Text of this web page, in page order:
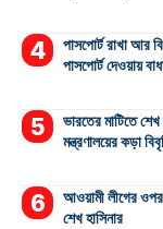
পাসপোর্ট রাখা আর
পাসপোর্ট দেওয়ায়
ভারতের মাটিতে শেখ
মন্ত্রণালয়ের কড়া
আওয়ামী লীগের ওপর
শেখ হাসিনার